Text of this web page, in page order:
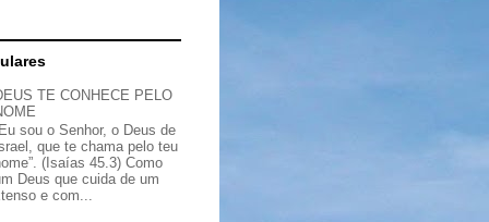
TE CONHECE PELO
sou o Senhor, o Deus de
que te chama pelo teu
(Isaías 45.3) Como
Deus que cuida de um
e com...